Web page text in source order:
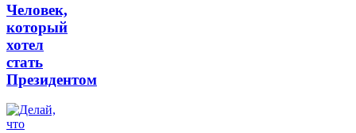
Человек,
который
хотел
стать
Президентом